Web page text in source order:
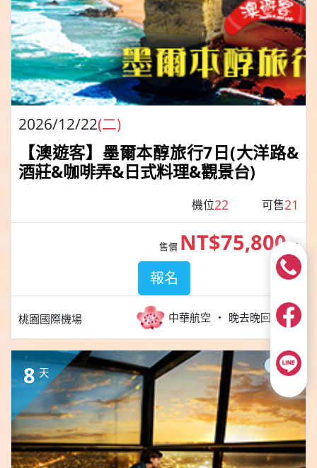
2026/12/22(二)
【澳遊客】墨爾本醇旅行7日(大洋路&
酒莊&咖啡弄&日式料理&觀景台)
機位22 可售21
桃園國際機場 中華航空 晚去晚回
售價 NT$75,800 起
報名
8 天
團體